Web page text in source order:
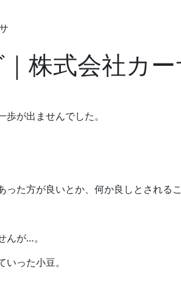
株式会社カ
が出ませんでした。
た方が良いとか、何か良しとされる
んが…。
った小豆。